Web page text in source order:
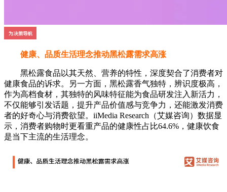
健康、品质生活理念推动黑松露需求高涨
黑松露食品以其天然、营养的特性，深度契合了消费者对
健康食品的诉求。另一方面，黑松露香气独特，辨识度极高，
作为高档食材，其独特的风味特征能为食品研发注入新活力，
不仅能够引发话题，提升产品价值感与竞争力，还能激发消费
者的好奇心与消费欲望。iiMedia Research（艾媒咨询）数据显
示，消费者购物时更看重产品的健康性占比64.6%，健康饮食
是当下主流的生活理念。